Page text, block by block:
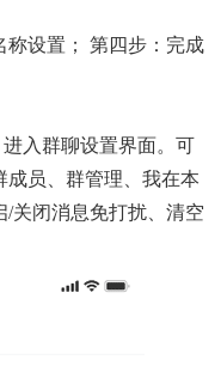
称设置； 第四步：完成
入群聊设置界面。可
成员、群管理、我在本
关闭消息免打扰、清空